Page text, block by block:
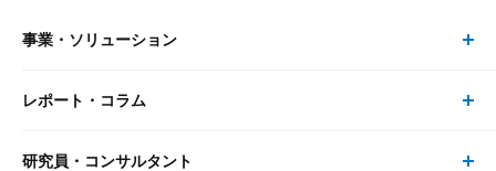
事業・ソリューション
事業・ソリューション トップ
レポート・コラム
レポート・コラム トップ
研究員・コンサルタント